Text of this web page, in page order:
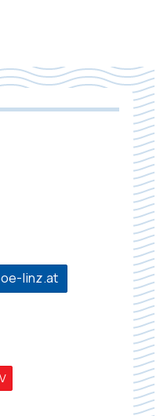
linz.at